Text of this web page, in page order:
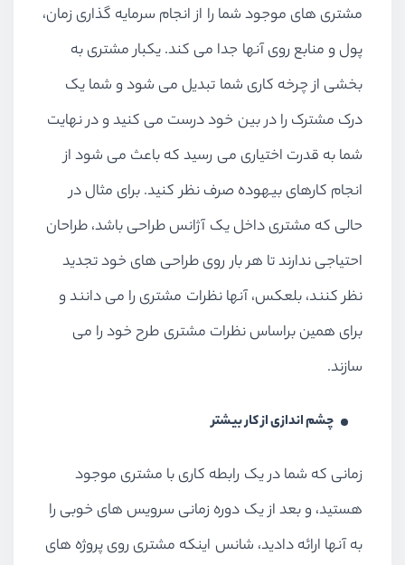
مشتری های موجود شما را از انجام سرمایه گذاری زمان،
پول و منابع روی آنها جدا می کند. یکبار مشتری به
بخشی از چرخه کاری شما تبدیل می شود و شما یک
درک مشترک را در بین خود درست می کنید و در نهایت
شما به قدرت اختیاری می رسید که باعث می شود از
انجام کارهای بیهوده صرف نظر کنید. برای مثال در
حالی که مشتری داخل یک آژانس طراحی باشد، طراحان
احتیاجی ندارند تا هر بار روی طراحی های خود تجدید
نظر کنند، بلعکس، آنها نظرات مشتری را می دانند و
برای همین براساس نظرات مشتری طرح خود را می
سازند.
چشم اندازی از کار بیشتر
زمانی که شما در یک رابطه کاری با مشتری موجود
هستید، و بعد از یک دوره زمانی سرویس های خوبی را
به آنها ارائه دادید، شانس اینکه مشتری روی پروژه های